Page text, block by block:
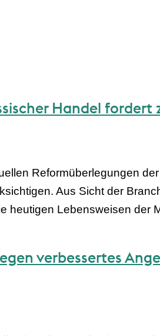
Handel fordert
Reformüberlegungen
Aus Sicht der
heutigen Lebensweisen der
verbessertes